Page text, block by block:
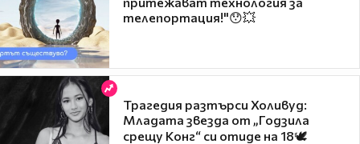
телепортация!"😯💥
Трагедия разтърси Холивуд:
Младата звезда от „Годзила
срещу Конг“ си отиде на 18🕊️